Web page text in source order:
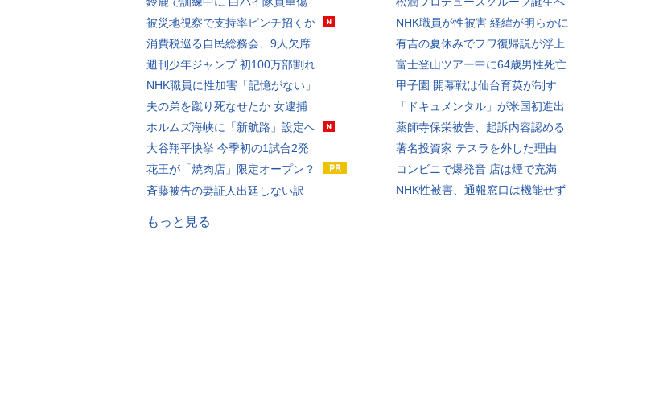
被災地視察で支持率ピンチ招くか
消費税巡る自民総務会、9人欠席
週刊少年ジャンプ 初100万部割れ
NHK職員に性加害「記憶がない」
夫の弟を蹴り死なせたか 女逮捕
ホルムズ海峡に「新航路」設定へ
大谷翔平快挙 今季初の1試合2発
花王が「焼肉店」限定オープン？
斉藤被告の妻証人出廷しない訳
NHK職員が性被害 経緯が明らかに
有吉の夏休みでフワ復帰説が浮上
富士登山ツアー中に64歳男性死亡
甲子園 開幕戦は仙台育英が制す
「ドキュメンタル」が米国初進出
薬師寺保栄被告、起訴内容認める
著名投資家 テスラを外した理由
コンビニで爆発音 店は煙で充満
NHK性被害、通報窓口は機能せず
もっと見る